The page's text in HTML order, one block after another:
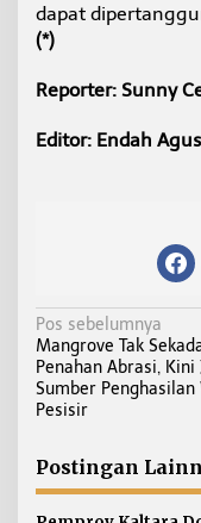
dapat
(*)
Reporter: Sunny
Editor: Endah
N
a
v
i
a
s
Pos sebelumnya
Mangrove Tak
Penahan Abrasi, Kini
Sumber Penghasilan
Pesisir
Postingan